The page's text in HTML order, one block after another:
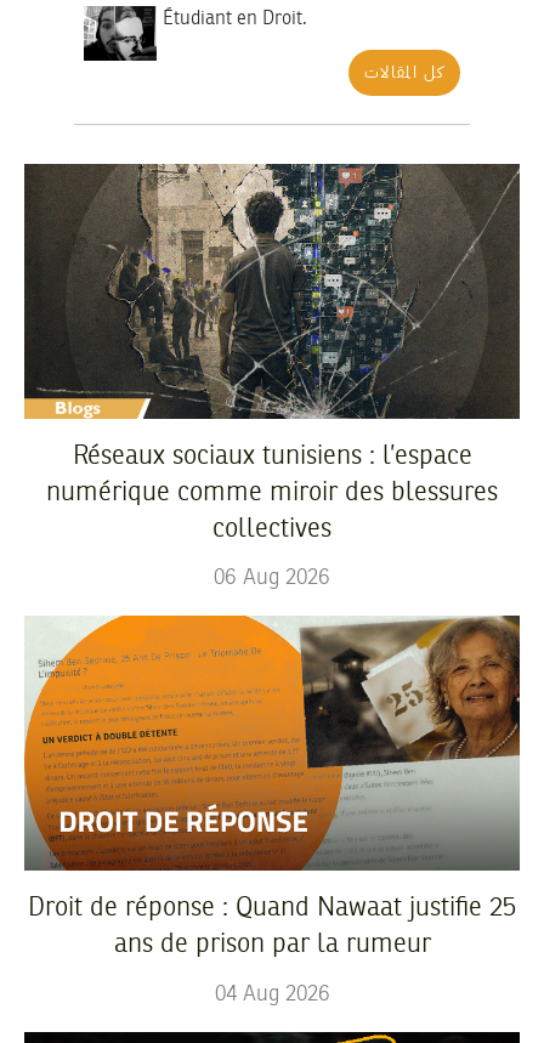
Étudiant en Droit.
كل المقالات
Réseaux sociaux tunisiens : l’espace
numérique comme miroir des blessures
collectives
06 Aug 2026
Droit de réponse : Quand Nawaat justifie 25
ans de prison par la rumeur
04 Aug 2026